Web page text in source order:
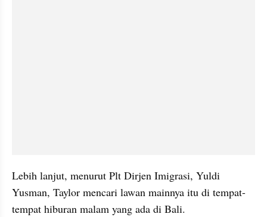
Lebih lanjut, menurut Plt Dirjen Imigrasi, Yuldi
Yusman, Taylor mencari lawan mainnya itu di tempat-
tempat hiburan malam yang ada di Bali.